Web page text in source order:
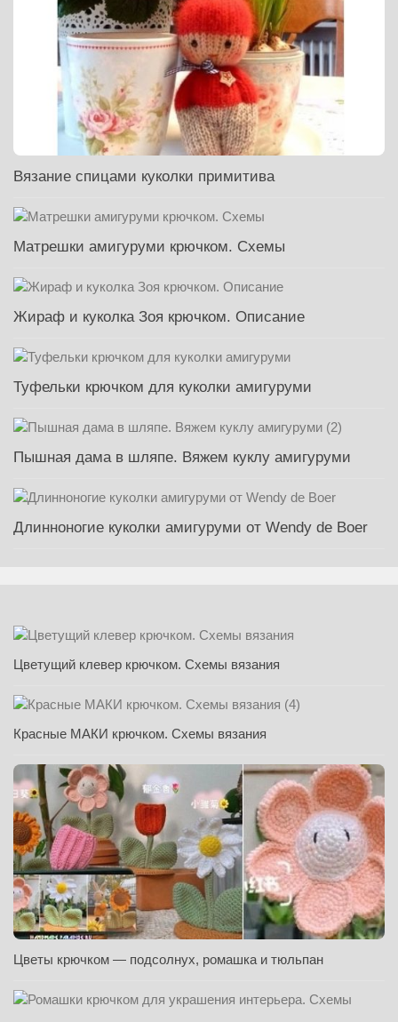
Вязание спицами куколки примитива
Матрешки амигуруми крючком. Схемы
Жираф и куколка Зоя крючком. Описание
Туфельки крючком для куколки амигуруми
Пышная дама в шляпе. Вяжем куклу амигуруми
Длинноногие куколки амигуруми от Wendy de Boer
Цветущий клевер крючком. Схемы вязания
Красные МАКИ крючком. Схемы вязания
Цветы крючком — подсолнух, ромашка и тюльпан